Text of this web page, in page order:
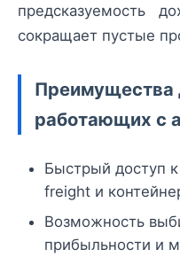
предсказуемость
сокращает пустые
Преимущества
работающих с
Быстрый доступ
freight и
Возможность
прибыльности и